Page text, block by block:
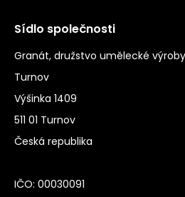
Sídlo společnosti
Granát, družstvo umělecké
Turnov
Výšinka 1409
511 01 Turnov
Česká republika
IČO: 00030091